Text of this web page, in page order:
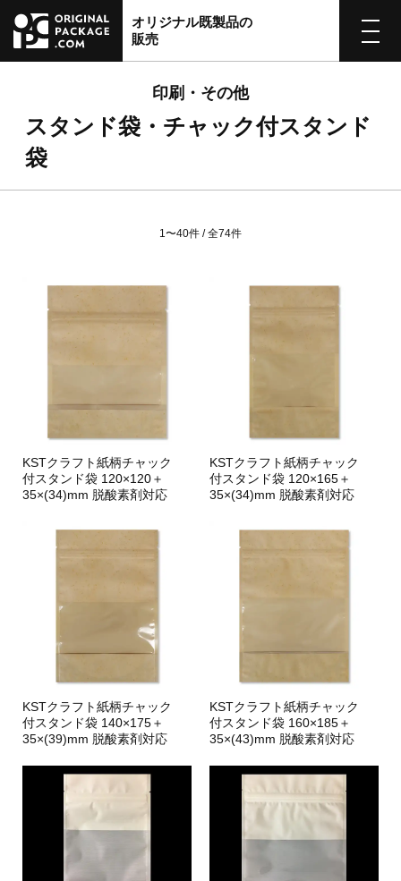
オリジナル既製品の
販売
印刷・その他
スタンド袋・チャック付スタンド
袋
1〜40件 / 全74件
KSTクラフト紙柄チャック
付スタンド袋 120×120＋
35×(34)mm 脱酸素剤対応
KSTクラフト紙柄チャック
付スタンド袋 120×165＋
35×(34)mm 脱酸素剤対応
KSTクラフト紙柄チャック
付スタンド袋 140×175＋
35×(39)mm 脱酸素剤対応
KSTクラフト紙柄チャック
付スタンド袋 160×185＋
35×(43)mm 脱酸素剤対応